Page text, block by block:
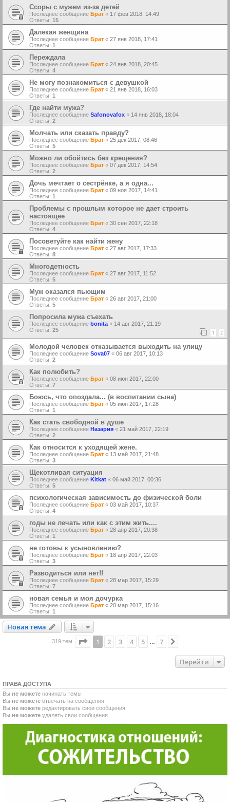
Ссоры с мужем из-за детей
Последнее сообщение Брат « 17 фев 2018, 14:49
Ответы: 15
Далекая женщина
Последнее сообщение Брат « 27 янв 2018, 17:41
Ответы: 1
Переждала
Последнее сообщение Брат « 24 янв 2018, 20:45
Ответы: 4
Не могу познакомиться с девушкой
Последнее сообщение Брат « 21 янв 2018, 16:03
Ответы: 1
Где найти мужа?
Последнее сообщение Safonovafox « 14 янв 2018, 18:04
Ответы: 2
Молчать или сказать правду?
Последнее сообщение Брат « 25 дек 2017, 08:46
Ответы: 5
Можно ли обойтись без крещения?
Последнее сообщение Брат « 07 дек 2017, 14:54
Ответы: 2
Дочь мечтает о сестрёнке, а я одна...
Последнее сообщение Брат « 09 ноя 2017, 14:41
Ответы: 1
Проблемы с прошлым которое не дает строить
настоящее
Последнее сообщение Брат « 30 сен 2017, 22:18
Ответы: 4
Посоветуйте как найти жену
Последнее сообщение Брат « 27 авг 2017, 17:33
Ответы: 8
Многодетность
Последнее сообщение Брат « 27 авг 2017, 11:52
Ответы: 5
Муж оказался пьющим
Последнее сообщение Брат « 26 авг 2017, 21:00
Ответы: 5
Попросила мужа съехать
Последнее сообщение bonita « 14 авг 2017, 21:19
Ответы: 25 1 2
Молодой человек отказывается выходить на улицу
Последнее сообщение Sova07 « 06 авг 2017, 10:13
Ответы: 2
Как полюбить?
Последнее сообщение Брат « 08 июн 2017, 22:00
Ответы: 7
Боюсь, что опоздала... (в воспитании сына)
Последнее сообщение Брат « 05 июн 2017, 17:28
Ответы: 1
Как стать свободной в душе
Последнее сообщение Назария « 21 май 2017, 22:19
Ответы: 2
Как относится к уходящей жене.
Последнее сообщение Брат « 13 май 2017, 21:48
Ответы: 3
Щекотливая ситуация
Последнее сообщение Kitkat « 06 май 2017, 00:36
Ответы: 5
психологическая зависимость до физической боли
Последнее сообщение Брат « 03 май 2017, 10:37
Ответы: 4
годы не лечать или как с этим жить....
Последнее сообщение Брат « 28 апр 2017, 20:38
Ответы: 1
не готовы к усыновлению?
Последнее сообщение Брат « 18 апр 2017, 22:03
Ответы: 3
Разводиться или нет!!
Последнее сообщение Брат « 28 мар 2017, 15:29
Ответы: 7
новая семья и моя дочурка
Последнее сообщение Брат « 20 мар 2017, 15:16
Ответы: 1
Новая тема
Новаятема
319 тем Страница из
1 2 3 4 5 7
Перейти
ПРАВА ДОСТУПА
Вы не можете начинать темы
Вы не можете отвечать на сообщения
Вы не можете редактировать свои сообщения
Вы не можете удалять свои сообщения